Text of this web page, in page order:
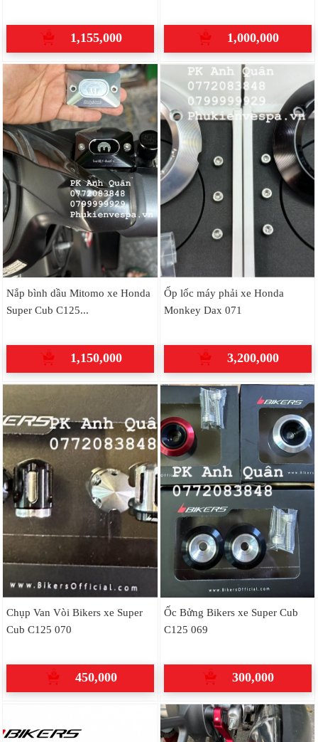
1,155,000 1,000,000
Nắp bình dầu Mitomo xe Honda
Super Cub C125...
1,150,000
Ốp lốc máy phải xe Honda
Monkey Dax 071
3,200,000
Chụp Van Vòi Bikers xe Super
Cub C125 070
450,000
Ốc Bửng Bikers xe Super Cub
C125 069
300,000